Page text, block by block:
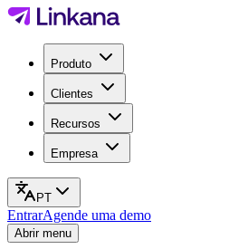
Produto
Clientes
Recursos
Empresa
PT
EntrarAgende uma demo
Abrir menu